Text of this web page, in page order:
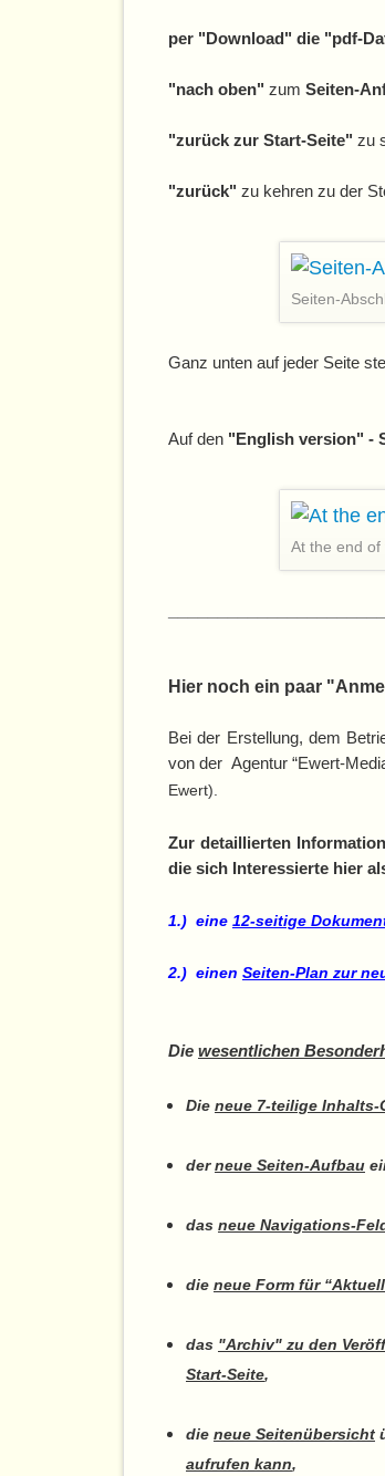
per "Download" die "pdf-
"nach oben" zum Seiten-
"zurück zur Start-Seite" zu
"zurück" zu kehren zu der
Seiten-
Ganz unten auf jeder Seite
Auf den "English version" -
At the end of
Hier noch ein paar
Bei der Erstellung, dem
von der Agentur “Ewert-
Ewert).
Zur detaillierten
die sich Interessierte hier
1.) eine 12-seitige
2.) einen Seiten-Plan zur
Die wesentlichen
Die neue 7-teilige Inhalts-
derneue Seiten-Aufbau
das neue Navigations-
die neue Form für
das "Archiv" zu den
Start-Seite,
die neue Seitenübersicht
aufrufen kann,